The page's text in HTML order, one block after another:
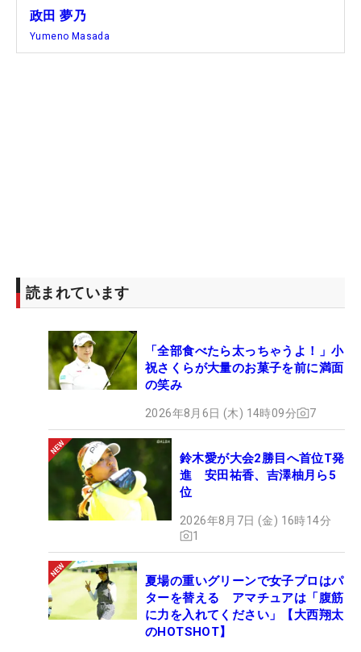
政田 夢乃
Yumeno Masada
読まれています
「全部食べたら太っちゃうよ！」小
祝さくらが大量のお菓子を前に満面
の笑み
2026年8月6日 (木) 14時09分 7
鈴木愛が大会2勝目へ首位T発
進 安田祐香、吉澤柚月ら5
位
2026年8月7日 (金) 16時14分
1
夏場の重いグリーンで女子プロはパ
ターを替える アマチュアは「腹筋
に力を入れてください」【大西翔太
のHOTSHOT】